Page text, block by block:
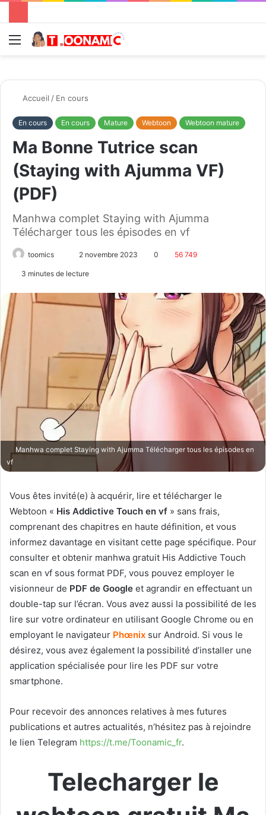
Menu
Accueil / En cours
En cours En cours Mature Webtoon Webtoon mature
Ma Bonne Tutrice scan
(Staying with Ajumma VF)
(PDF)
Manhwa complet Staying with Ajumma
Télécharger tous les épisodes en vf
toomics
n
u
u
r
r
i
2 novembre 2023 0 56 749
3 minutes de lecture
Manhwa complet Staying with Ajumma Télécharger tous les épisodes en
vf
Vous êtes invité(e) à acquérir, lire et télécharger le
Webtoon « His Addictive Touch en vf » sans frais,
comprenant des chapitres en haute définition, et vous
informez davantage en visitant cette page spécifique. Pour
consulter et obtenir manhwa gratuit His Addictive Touch
scan en vf sous format PDF, vous pouvez employer le
visionneur de PDF de Google et agrandir en effectuant un
double-tap sur l’écran. Vous avez aussi la possibilité de les
lire sur votre ordinateur en utilisant Google Chrome ou en
employant le navigateur Phœnix sur Android. Si vous le
désirez, vous avez également la possibilité d’installer une
application spécialisée pour lire les PDF sur votre
smartphone.
Pour recevoir des annonces relatives à mes futures
publications et autres actualités, n’hésitez pas à rejoindre
le lien Telegram https://t.me/Toonamic_fr.
Telecharger le